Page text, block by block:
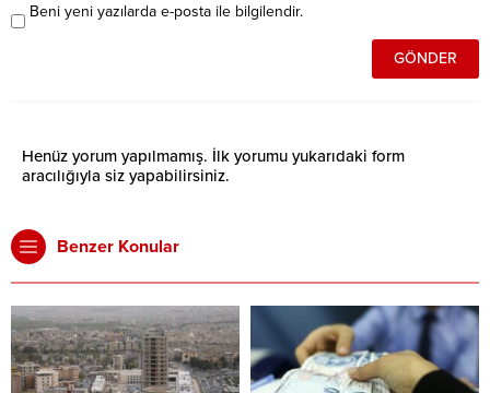
Beni yeni yazılarda e-posta ile bilgilendir.
Henüz yorum yapılmamış. İlk yorumu yukarıdaki form
aracılığıyla siz yapabilirsiniz.
Benzer Konular